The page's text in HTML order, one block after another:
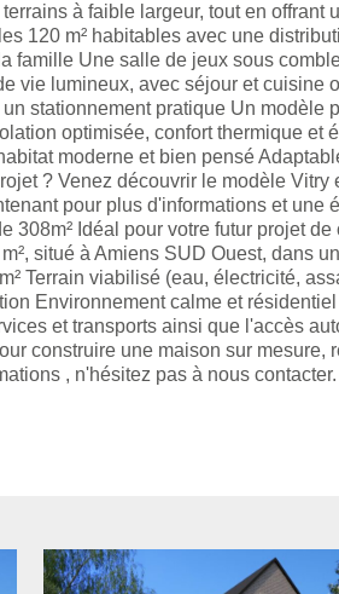
à faible largeur, tout en offrant
120 m² habitables avec une
famille Une salle de jeux sous
vie lumineux, avec séjour et cuisine
stationnement pratique Un modèle
optimisée, confort thermique et
moderne et bien pensé
? Venez découvrir le modèle Vitry
pour plus d'informations et une
308m² Idéal pour votre futur projet de
situé à Amiens SUD Ouest, dans
Terrain viabilisé (eau, électricité,
Environnement calme et
et transports ainsi que l'accès
construire une maison sur mesure,
, n'hésitez pas à nous